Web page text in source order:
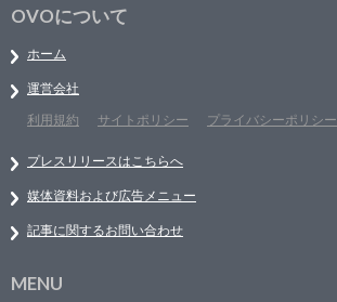
OVOについて
ホーム
運営会社
利用規約
サイトポリシー プライバシーポリシー
プレスリリースはこちらへ
媒体資料および広告メニュー
記事に関するお問い合わせ
MENU